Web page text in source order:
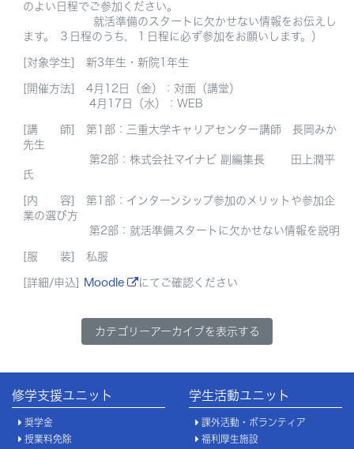
のよい日程でご参加ください。
就活準備のスタートに欠かせない情報をお伝えし
ます。 ３日程のうち，１日程に必ず参加をお願いします。）
[対象学生] 新3年生・新院1年生
[開催方法] 4月12日（金）：対面（講堂）
4月17日（水）：WEB
[講 師] 第1部：三重大学キャリアセンター講師 長岡みか
先生
第2部：株式会社マイナビ 副編集長 田上潤平
氏
[内 容] 第1部：インターンシップ参加のメリットや参加企
業の選び方
第2部：就活準備スタートに欠かせない情報を説明
[服 装] 私服
[詳細/申込] Moodle にてご確認ください
カテゴリーアーカイブを表示する
修学支援ユニット
奨学金
授業料免除
学生活動ユニット
課外活動・ボランティア
福利厚生施設